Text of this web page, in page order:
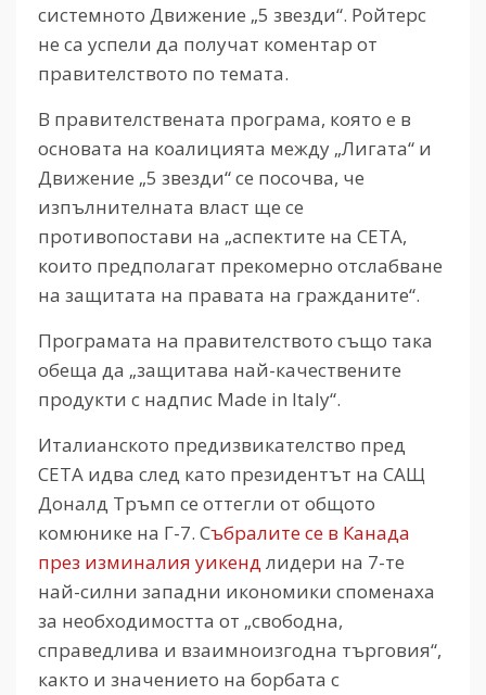
системното Движение „5 звезди“. Ройтерс
не са успели да получат коментар от
правителството по темата.
В правителствената програма, която е в
основата на коалицията между „Лигата“ и
Движение „5 звезди“ се посочва, че
изпълнителната власт ще се
противопостави на „аспектите на СЕТА,
които предполагат прекомерно отслабване
на защитата на правата на гражданите“.
Програмата на правителството също така
обеща да „защитава най-качествените
продукти с надпис Made in Italy“.
Италианското предизвикателство пред
CETA идва след като президентът на САЩ
Доналд Тръмп се оттегли от общото
комюнике на Г-7. Събралите се в Канада
през изминалия уикендлидери на 7-те
най-силни западни икономики споменаха
за необходимостта от „свободна,
справедлива и взаимноизгодна търговия“,
както и значението на борбата с